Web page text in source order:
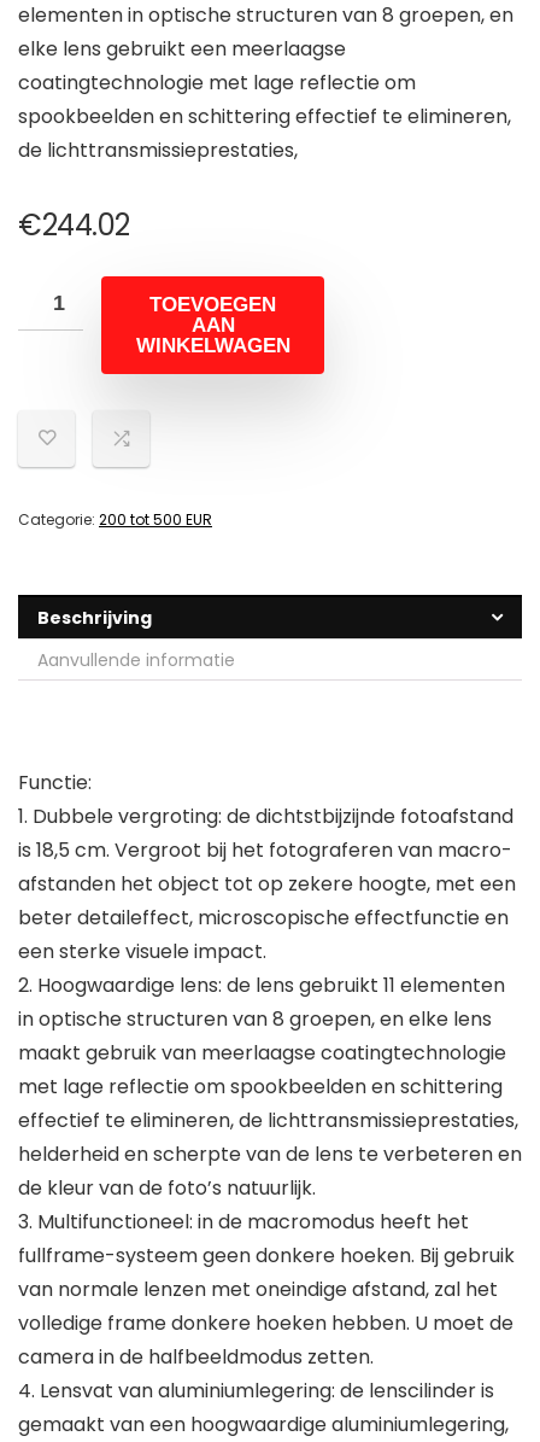
elementen in optische structuren van 8 groepen, en
elke lens gebruikt een meerlaagse
coatingtechnologie met lage reflectie om
spookbeelden en schittering effectief te elimineren,
de lichttransmissieprestaties,
€244.02
TOEVOEGEN
AAN
WINKELWAGEN
Categorie: 200 tot 500 EUR
Beschrijving
Aanvullende informatie
Functie:
1. Dubbele vergroting: de dichtstbijzijnde fotoafstand
is 18,5 cm. Vergroot bij het fotograferen van macro-
afstanden het object tot op zekere hoogte, met een
beter detaileffect, microscopische effectfunctie en
een sterke visuele impact.
2. Hoogwaardige lens: de lens gebruikt 11 elementen
in optische structuren van 8 groepen, en elke lens
maakt gebruik van meerlaagse coatingtechnologie
met lage reflectie om spookbeelden en schittering
effectief te elimineren, de lichttransmissieprestaties,
helderheid en scherpte van de lens te verbeteren en
de kleur van de foto’s natuurlijk.
3. Multifunctioneel: in de macromodus heeft het
fullframe-systeem geen donkere hoeken. Bij gebruik
van normale lenzen met oneindige afstand, zal het
volledige frame donkere hoeken hebben. U moet de
camera in de halfbeeldmodus zetten.
4. Lensvat van aluminiumlegering: de lenscilinder is
gemaakt van een hoogwaardige aluminiumlegering,